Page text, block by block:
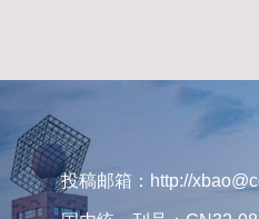
投稿邮箱：http://